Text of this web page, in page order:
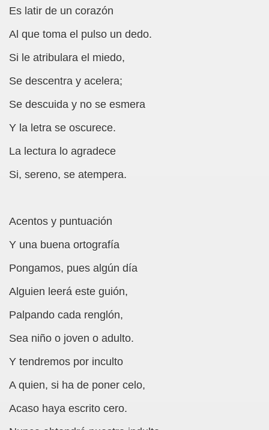
Es latir de un corazón
Al que toma el pulso un dedo.
Si le atribulara el miedo,
Se descentra y acelera;
Se descuida y no se esmera
Y la letra se oscurece.
La lectura lo agradece
Si, sereno, se atempera.
Acentos y puntuación
Y una buena ortografía
Pongamos, pues algún día
Alguien leerá este guión,
Palpando cada renglón,
Sea niño o joven o adulto.
Y tendremos por inculto
A quien, si ha de poner celo,
Acaso haya escrito cero.
Hablada Colegio Santiago Apóstol ONCE Pontevedra)
Agosto 2001 (Fermín Tamayo)
(Pedro A. Zurita)
2005 (Fermín Tamayo)
2005 (Fermín Tamayo)
Jesús Sánchez Oliva)
Jesús Cañamares)
Martín Figueroa)
(César Puente Fuente)
a Louis Braille (Alberto Gil)
Rosell Vera)